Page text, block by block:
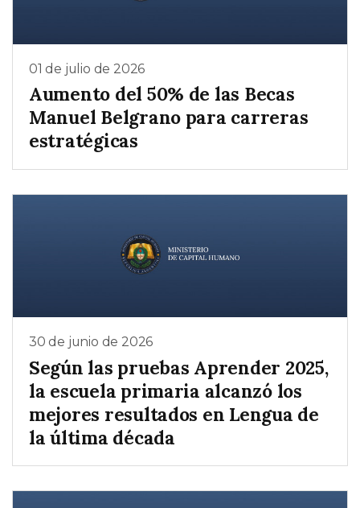
01 de julio de 2026
Aumento del 50% de las Becas
Manuel Belgrano para carreras
estratégicas
30 de junio de 2026
Según las pruebas Aprender 2025,
la escuela primaria alcanzó los
mejores resultados en Lengua de
la última década